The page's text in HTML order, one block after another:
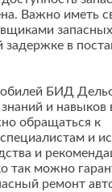
Важно иметь
в
БИД
и навыков
обращаться к
и
и
так можно
ремонт